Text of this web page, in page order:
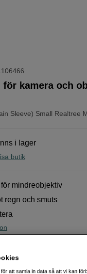
Sleeve) Small Realtree
för kamera och
i lager
butik
mindreobjektiv
regn och smuts
att samla in data så att vi kan